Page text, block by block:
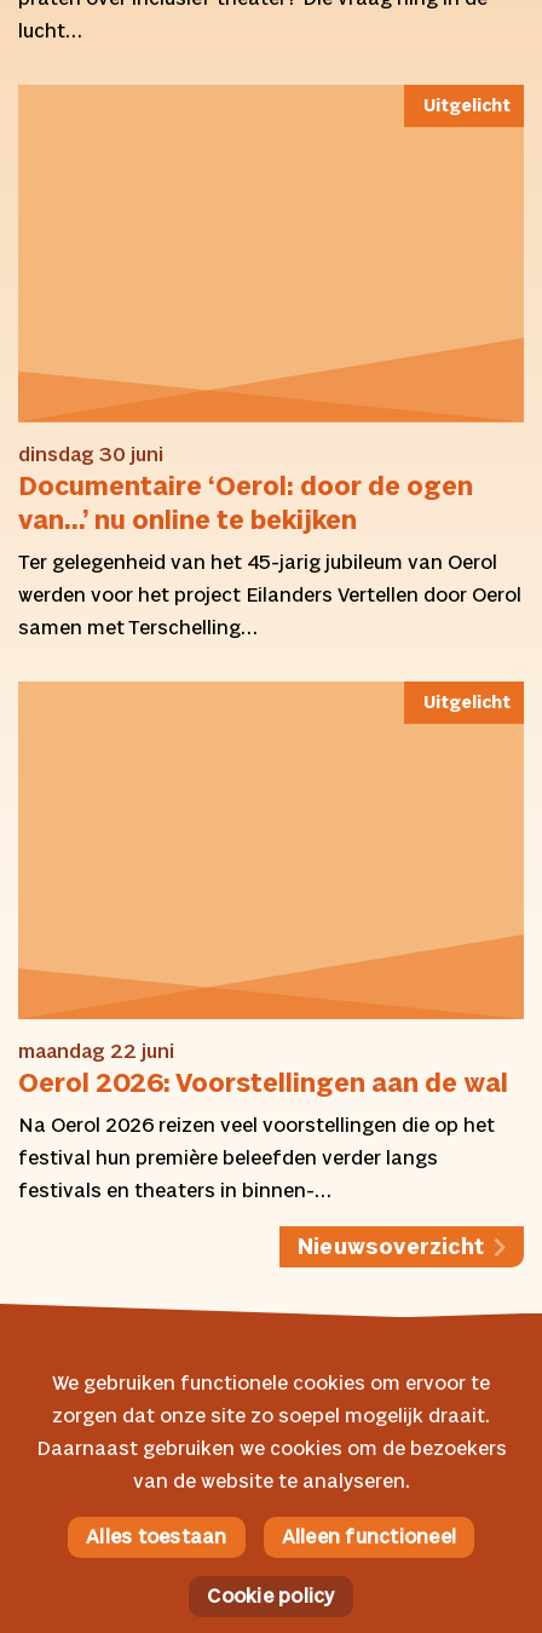
lucht…
Uitgelicht
dinsdag 30 juni
Documentaire ‘Oerol: door de ogen
van…’ nu online te bekijken
Ter gelegenheid van het 45-jarig jubileum van Oerol
werden voor het project Eilanders Vertellen door Oerol
samen met Terschelling…
Uitgelicht
maandag 22 juni
Oerol 2026: Voorstellingen aan de wal
Na Oerol 2026 reizen veel voorstellingen die op het
festival hun première beleefden verder langs
festivals en theaters in binnen-…
Nieuwsoverzicht
© 2026 Oerol
Algemene voorwaarden
Privacyverklaring
Facebook
We gebruiken functionele cookies om ervoor te
zorgen dat onze site zo soepel mogelijk draait.
Daarnaast gebruiken we cookies om de bezoekers
van de website te analyseren.
Alles toestaan Alleen functioneel
Cookie policy